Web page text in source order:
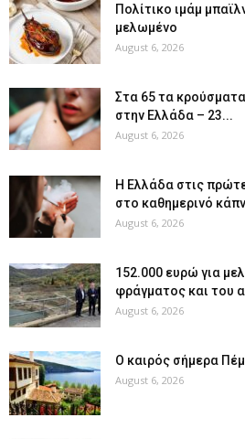
Πολίτικο ιμάμ
μελωμένο
August 6, 2026
Στα 65 τα
στην Ελλάδα – 23...
August 6, 2026
Η Ελλάδα στις
στο καθημερινό
August 6, 2026
152.000 ευρώ για
φράγματος και του
August 6, 2026
Ο καιρός σήμερα
August 6, 2026